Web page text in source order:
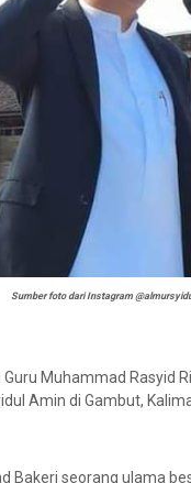
Sumber foto dari Instagram
Muhammad Rasyid
Amin di Gambut,
Bakeri seorang ulama